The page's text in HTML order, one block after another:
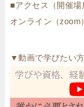
■アクセス（開催場
オンライン（zoom
▼動画で学びたい